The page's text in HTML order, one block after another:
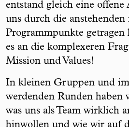
entstand gleich eine offene
uns durch die
Programmpunkte getragen
es an die komplexeren
Mission und Values!
In kleinen Gruppen und
werdenden Runden haben
was uns als Team wirklich